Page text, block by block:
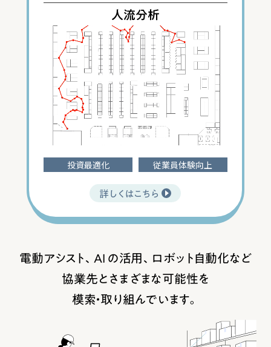
人流分析
投資最適化 従業員体験向上
詳しくはこちら
電動アシスト、AI の活用、ロボット自動化など
協業先とさまざまな可能性を
模索・取り組んでいます。